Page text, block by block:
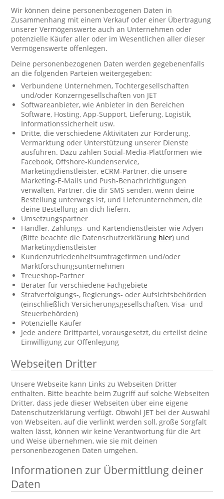
Wir können deine personenbezogenen Daten in
Zusammenhang mit einem Verkauf oder einer Übertragung
unserer Vermögenswerte auch an Unternehmen oder
potenzielle Käufer aller oder im Wesentlichen aller dieser
Vermögenswerte offenlegen.
Deine personenbezogenen Daten werden gegebenenfalls
an die folgenden Parteien weitergegeben:
Verbundene Unternehmen, Tochtergesellschaften
und/oder Konzerngesellschaften von JET
Softwareanbieter, wie Anbieter in den Bereichen
Software, Hosting, App-Support, Lieferung, Logistik,
Informationssicherheit usw.
Dritte, die verschiedene Aktivitäten zur Förderung,
Vermarktung oder Unterstützung unserer Dienste
ausführen. Dazu zählen Social-Media-Plattformen wie
Facebook, Offshore-Kundenservice,
Marketingdienstleister, eCRM-Partner, die unsere
Marketing-E-Mails und Push-Benachrichtigungen
verwalten, Partner, die dir SMS senden, wenn deine
Bestellung unterwegs ist, und Lieferunternehmen, die
deine Bestellung an dich liefern.
Umsetzungspartner
Händler, Zahlungs- und Kartendienstleister wie Adyen
(Bitte beachte die Datenschutzerklärung hier) und
Marketingdienstleister
Kundenzufriedenheitsumfragefirmen und/oder
Marktforschungsunternehmen
Treueshop-Partner
Berater für verschiedene Fachgebiete
Strafverfolgungs-, Regierungs- oder Aufsichtsbehörden
(einschließlich Versicherungsgesellschaften, Visa- und
Steuerbehörden)
Potenzielle Käufer
Jede andere Drittpartei, vorausgesetzt, du erteilst deine
Einwilligung zur Offenlegung
Webseiten Dritter
Unsere Webseite kann Links zu Webseiten Dritter
enthalten. Bitte beachte beim Zugriff auf solche Webseiten
Dritter, dass jede dieser Webseiten über eine eigene
Datenschutzerklärung verfügt. Obwohl JET bei der Auswahl
von Webseiten, auf die verlinkt werden soll, große Sorgfalt
walten lässt, können wir keine Verantwortung für die Art
und Weise übernehmen, wie sie mit deinen
personenbezogenen Daten umgehen.
Informationen zur Übermittlung deiner
Daten